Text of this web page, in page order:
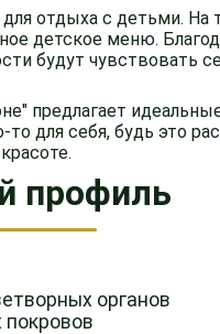
отдыха с детьми. На
детское меню.
будут чувствовать
предлагает
для себя, будь это
профиль
органов